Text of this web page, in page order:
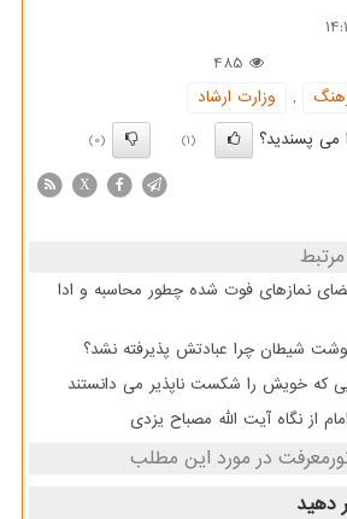
485
,
وزارت ارشاد
می پسندید؟
(1)
(0)
X
نمازهای فوت شده چطور محاسبه و ادا
شیطان چرا عبادتش پذیرفته نشد؟
که خویش را شکست ناپذیر می دانستند
از نگاه آیت الله مصباح یزدی
در مورد این مطلب
دهید